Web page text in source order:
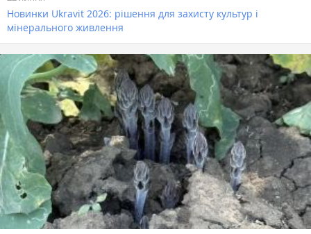
Новинки Ukravit 2026: рішення для захисту культур і
мінерального живлення